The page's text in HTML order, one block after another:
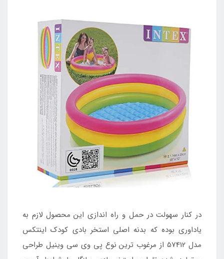
در کنار سهولت در حمل و راه اندازی این محصول لازم به
یاداوری بوده که بدنه اصلی استخر بادی کودک اینتکس
مدل 57412 از مرغوب ترین نوع پی وی سی وینیل طراحی